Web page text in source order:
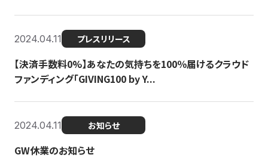
2024.04.11 プレスリリース
【決済手数料0%】あなたの気持ちを100％届けるクラウド
ファンディング「GIVING100 by Y...
2024.04.11 お知らせ
GW休業のお知らせ